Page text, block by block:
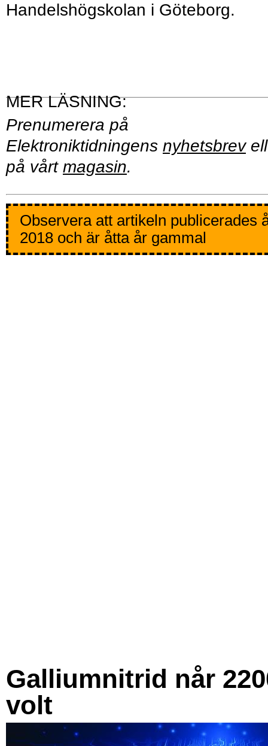
Handelshögskolan i Göteborg.
Prenumerera på
Elektroniktidningens nyhetsbrev
på vårt magasin.
Observera att artikeln publicerades
2018 och är åtta år gammal
Galliumnitrid når
volt